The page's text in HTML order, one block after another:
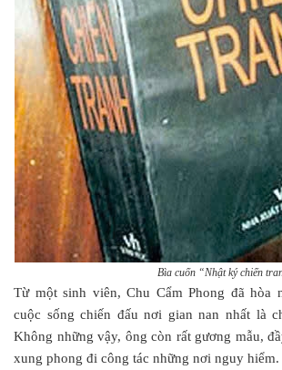
Bìa cuốn “Nhật ký chiến
Từ một sinh viên, Chu Cẩm Phong đã hòa
cuộc sống chiến đấu nơi gian nan nhất là
Không những vậy, ông còn rất gương mẫu,
xung phong đi công tác những nơi nguy